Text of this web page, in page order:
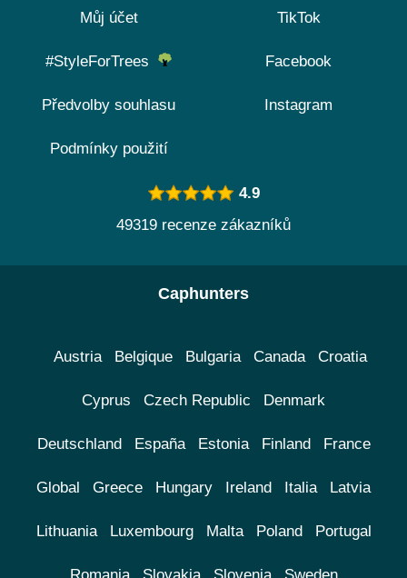
Můj účet
#StyleForTrees
Předvolby souhlasu
Podmínky použití
TikTok
Facebook
Instagram
4.9
49319 recenze zákazníků
Caphunters
Austria Belgique Bulgaria Canada Croatia
Cyprus Czech Republic Denmark
Deutschland España Estonia Finland France
Global Greece Hungary Ireland Italia Latvia
Lithuania Luxembourg Malta Poland Portugal